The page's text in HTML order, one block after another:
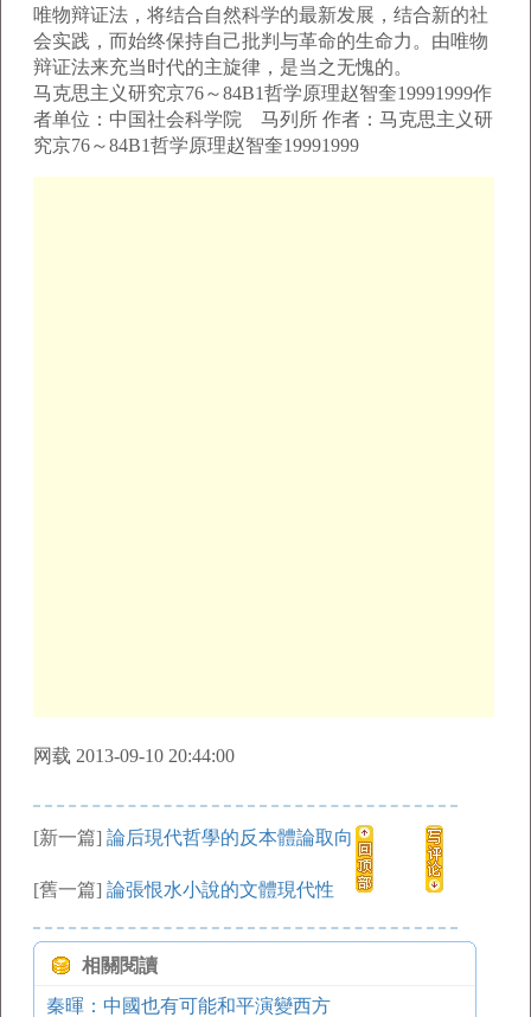
唯物辩证法，将结合自然科学的最新发展，结合新的社
会实践，而始终保持自己批判与革命的生命力。由唯物
辩证法来充当时代的主旋律，是当之无愧的。
马克思主义研究京76～84B1哲学原理赵智奎19991999作
者单位：中国社会科学院 马列所 作者：马克思主义研
究京76～84B1哲学原理赵智奎19991999
网载 2013-09-10 20:44:00
[新一篇] 論后現代哲學的反本體論取向
[舊一篇] 論張恨水小說的文體現代性
相關閱讀
秦暉：中國也有可能和平演變西方